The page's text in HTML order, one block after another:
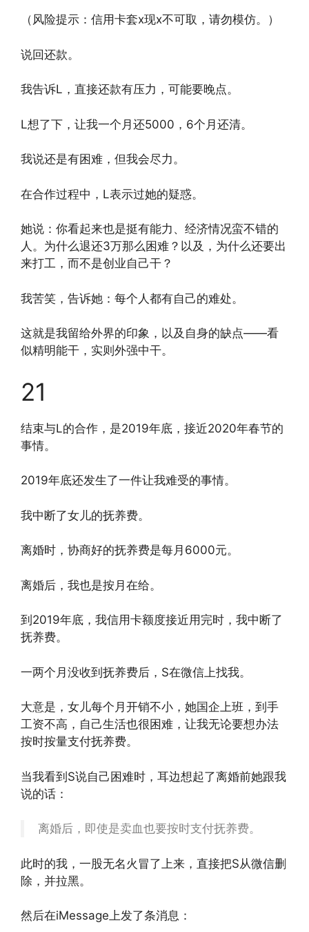
（风险提示：信用卡套x现x不可取，请勿模仿。）
说回还款。
我告诉L，直接还款有压力，可能要晚点。
L想了下，让我一个月还5000，6个月还清。
我说还是有困难，但我会尽力。
在合作过程中，L表示过她的疑惑。
她说：你看起来也是挺有能力、经济情况蛮不错的
人。为什么退还3万那么困难？以及，为什么还要出
来打工，而不是创业自己干？
我苦笑，告诉她：每个人都有自己的难处。
这就是我留给外界的印象，以及自身的缺点——看
似精明能干，实则外强中干。
21
结束与L的合作，是2019年底，接近2020年春节的
事情。
2019年底还发生了一件让我难受的事情。
我中断了女儿的抚养费。
离婚时，协商好的抚养费是每月6000元。
离婚后，我也是按月在给。
到2019年底，我信用卡额度接近用完时，我中断了
抚养费。
一两个月没收到抚养费后，S在微信上找我。
大意是，女儿每个月开销不小，她国企上班，到手
工资不高，自己生活也很困难，让我无论要想办法
按时按量支付抚养费。
当我看到S说自己困难时，耳边想起了离婚前她跟我
说的话：
离婚后，即使是卖血也要按时支付抚养费。
此时的我，一股无名火冒了上来，直接把S从微信删
除，并拉黑。
然后在iMessage上发了条消息：